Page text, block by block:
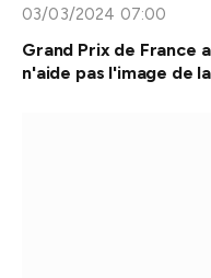
03/03/2024 07:00
Grand Prix de France
n'aide pas l'image de